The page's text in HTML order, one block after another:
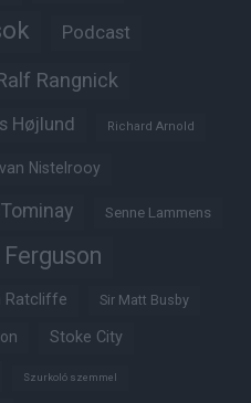
Podcast
Rangnick
Højlund Richard Arnold
Nistelrooy
Senne Lammens
Ratcliffe Sir Matt Busby
Stoke City
Szurkoló szemmel